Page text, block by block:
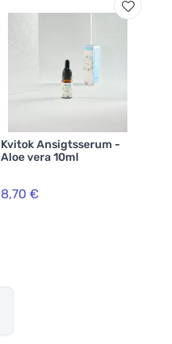
Kvitok Ansigtsserum -
Aloe vera 10ml
8,70 €